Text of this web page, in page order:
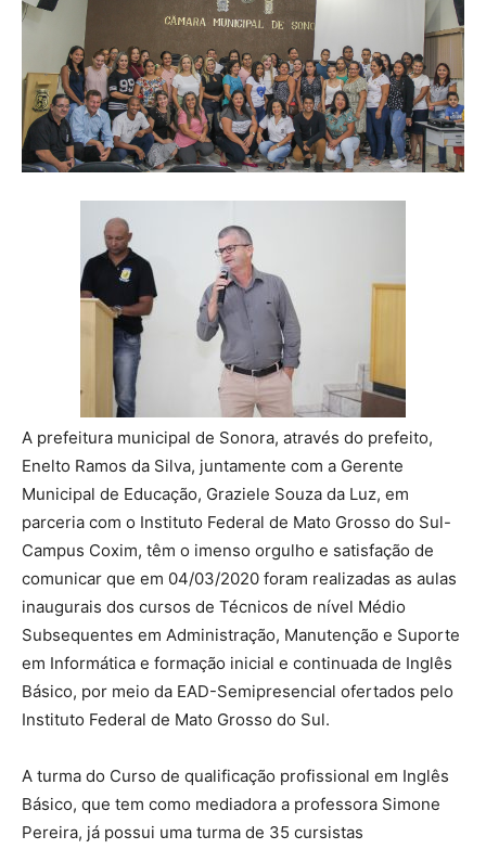
A prefeitura municipal de Sonora, através do prefeito,
Enelto Ramos da Silva, juntamente com a Gerente
Municipal de Educação, Graziele Souza da Luz, em
parceria com o Instituto Federal de Mato Grosso do Sul-
Campus Coxim, têm o imenso orgulho e satisfação de
comunicar que em 04/03/2020 foram realizadas as aulas
inaugurais dos cursos de Técnicos de nível Médio
Subsequentes em Administração, Manutenção e Suporte
em Informática e formação inicial e continuada de Inglês
Básico, por meio da EAD-Semipresencial ofertados pelo
Instituto Federal de Mato Grosso do Sul.
A turma do Curso de qualificação profissional em Inglês
Básico, que tem como mediadora a professora Simone
Pereira, já possui uma turma de 35 cursistas